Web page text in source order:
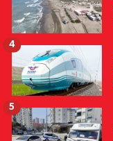
4
5